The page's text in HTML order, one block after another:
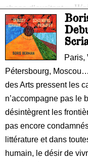
chose d’excitant ».
Dokitraduirait le son
Sur des images de
et projetées sur un
Etienne Guiol,
danseurs (Valérie
Paris,
Pétersbourg,
des Arts pressent les
n’accompagne pas le
désintègrent les
pas encore
littérature et dans
humain, le désir de